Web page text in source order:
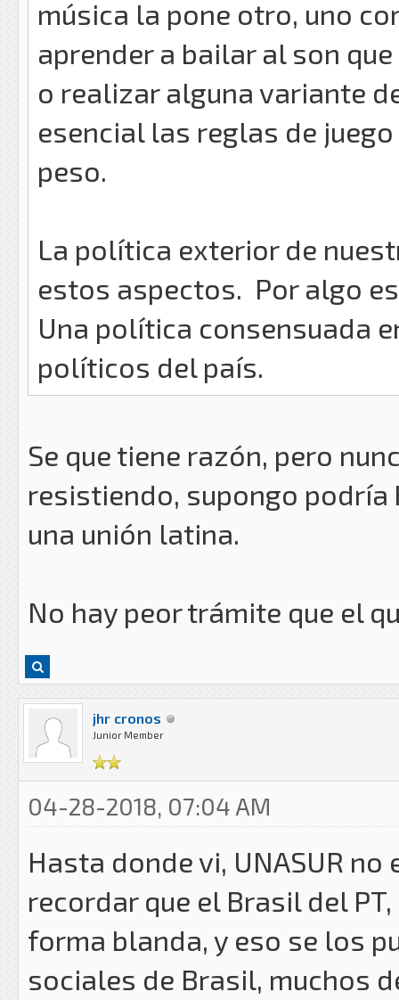
música la pone otro, uno
aprender a bailar al son
o realizar alguna variante
esencial las reglas de
peso.
La política exterior de
estos aspectos. Por algo
Una política consensuada
políticos del país.
Se que tiene razón, pero
resistiendo, supongo
una unión latina.
No hay peor trámite que el
jhr cronos
Junior Member
04-28-2018, 07:04 AM
Hasta donde vi, UNASUR
recordar que el Brasil del
forma blanda, y eso se los
sociales de Brasil, muchos